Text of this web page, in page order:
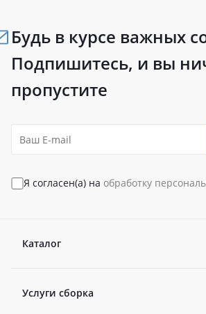
Будь в курсе важных
Подпишитесь, и вы
пропустите
Я согласен(а) на обработку
Каталог
Услуги сборка